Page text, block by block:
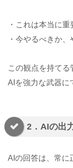
・これは本当に重
・今やるべきか
この観点を持てる
AIを強力な武器に
2．AIの出
AIの回答は、常に